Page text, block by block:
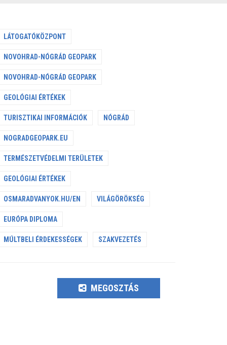
LÁTOGATÓKÖZPONT
NOVOHRAD-NÓGRÁD GEOPARK
NOVOHRAD-NÓGRÁD GEOPARK
GEOLÓGIAI ÉRTÉKEK
TURISZTIKAI INFORMÁCIÓK NÓGRÁD
NOGRADGEOPARK.EU
TERMÉSZETVÉDELMI TERÜLETEK
GEOLÓGIAI ÉRTÉKEK
OSMARADVANYOK.HU/EN VILÁGÖRÖKSÉG
EURÓPA DIPLOMA
MÚLTBELI ÉRDEKESSÉGEK SZAKVEZETÉS
MEGOSZTÁS